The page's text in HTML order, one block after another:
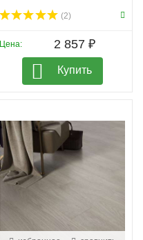
(2)
Цена: 2 857 ₽
Купить